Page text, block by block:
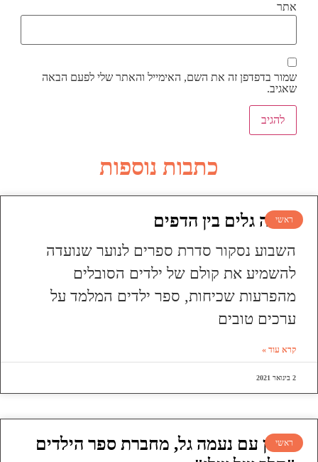
אתר
שמור בדפדפן זה את השם, האימייל והאתר שלי לפעם הבאה
שאגיב.
כתבות נוספות
ראשי
עושה גלים בין הדפים
השבוע נסקור סדרת ספרים לנוער שנועדה
להשמיע את קולם של ילדים הסובלים
מהפרעות שכיחות, ספר ילדים המלמד על
ערכים טובים
קרא עוד »
2 בינואר 2021
ראשי
ראיון עם נעמה גל, מחברת ספר הילדים